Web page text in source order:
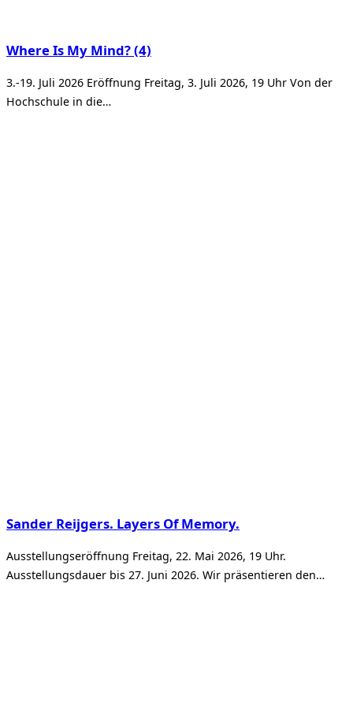
Where Is My Mind? (4)
3.-19. Juli 2026 Eröffnung Freitag, 3. Juli 2026, 19 Uhr Von der
Hochschule in die…
Sander Reijgers. Layers Of Memory.
Ausstellungseröffnung Freitag, 22. Mai 2026, 19 Uhr.
Ausstellungsdauer bis 27. Juni 2026. Wir präsentieren den…